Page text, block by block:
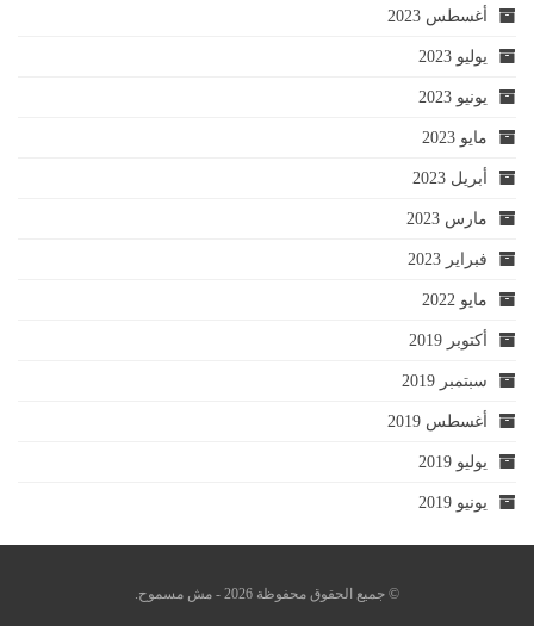
أغسطس 2023
يوليو 2023
يونيو 2023
مايو 2023
أبريل 2023
مارس 2023
فبراير 2023
مايو 2022
أكتوبر 2019
سبتمبر 2019
أغسطس 2019
يوليو 2019
يونيو 2019
© جميع الحقوق محفوظة 2026 - مش مسموح.